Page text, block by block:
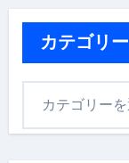
カテゴリー